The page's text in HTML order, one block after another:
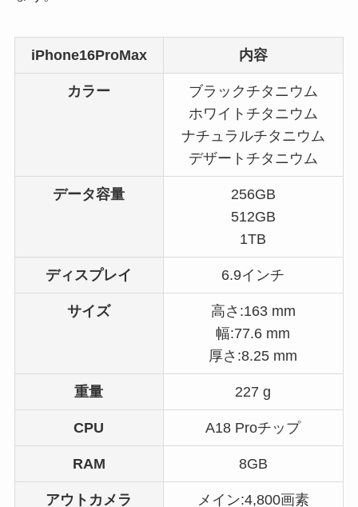
iPhone16ProMax 内容
カラー
ブラックチタニウム
ホワイトチタニウム
ナチュラルチタニウム
デザートチタニウム
データ容量
256GB
512GB
1TB
ディスプレイ 6.9インチ
サイズ
高さ:163 mm
幅:77.6 mm
厚さ:8.25 mm
重量 227 g
CPU A18 Proチップ
RAM 8GB
アウトカメラ メイン:4,800画素